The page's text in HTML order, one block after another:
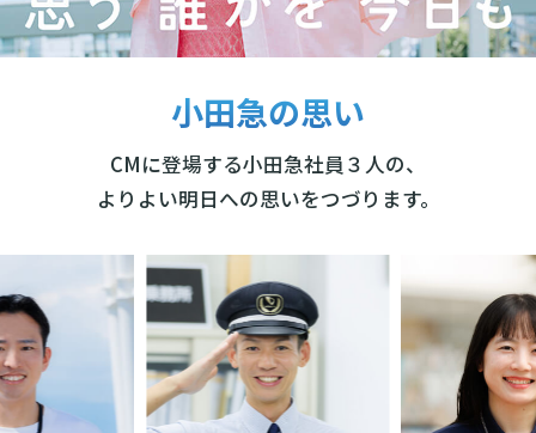
小田急の思い
CMに登場する小田急社員３人の、
よりよい明日への思いをつづります。